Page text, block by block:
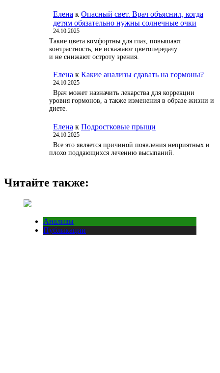
Елена к Опасный свет. Врач объяснил, когда
детям обязательно нужны солнечные очки
24.10.2025
Такие цвета комфортны для глаз, повышают
контрастность, не искажают цветопередачу
и не снижают остроту зрения.
Елена к Какие анализы сдавать на гормоны?
24.10.2025
Врач может назначить лекарства для коррекции
уровня гормонов, а также изменения в образе жизни и
диете.
Елена к Подростковые прыщи
24.10.2025
Все это является причиной появления неприятных и
плохо поддающихся лечению высыпаний.
Читайте также:
Анализы
Публикации